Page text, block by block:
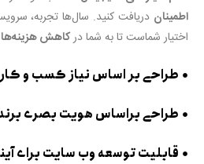
اطمینان دریافت کنید. سال‌ها تجربه،
اختیار شماست تا به شما درکاهش هزینه‌ها
طراحی بر اساس نیاز کسب و کار
طراحی براساس هویت بصری
قابلیت توسعه وب سایت برای